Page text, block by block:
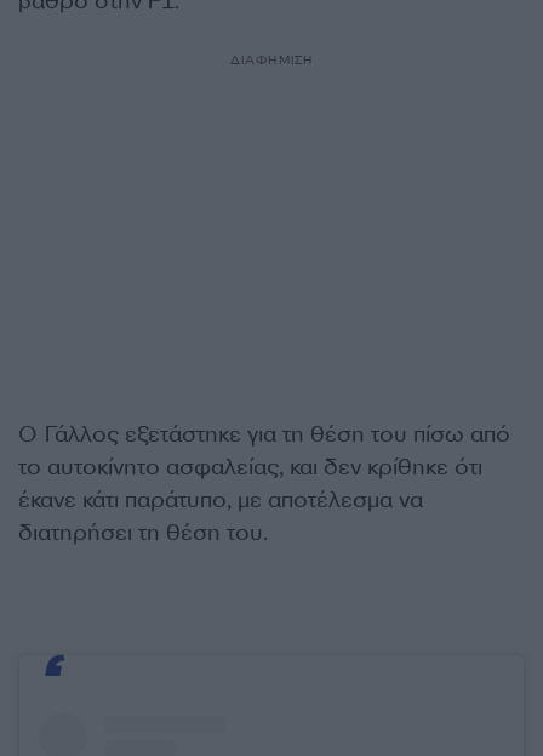
ΔΙΑΦΗΜΙΣΗ
Ο Γάλλος εξετάστηκε για τη θέση του πίσω από
το αυτοκίνητο ασφαλείας, και δεν κρίθηκε ότι
έκανε κάτι παράτυπο, με αποτέλεσμα να
διατηρήσει τη θέση του.